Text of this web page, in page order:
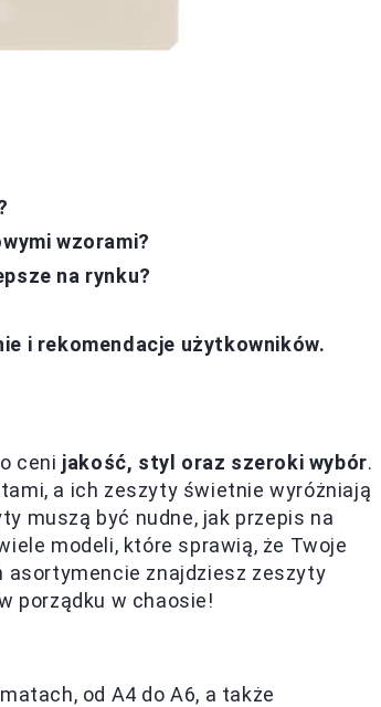
wzorami?
na rynku?
i rekomendacje użytkowników.
ceni jakość, styl oraz szeroki wybór.
a ich zeszyty świetnie wyróżniają
muszą być nudne, jak przepis na
modeli, które sprawią, że Twoje
asortymencie znajdziesz zeszyty
porządku w chaosie!
od A4 do A6, a także